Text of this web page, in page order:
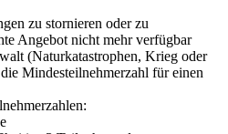
zu stornieren oder zu
Angebot nicht mehr verfügbar
(Naturkatastrophen, Krieg oder
Mindesteilnehmerzahl für einen